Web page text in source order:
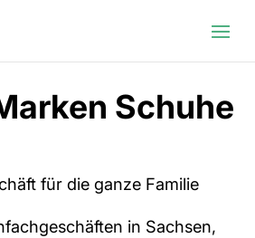
Schuhe
für die ganze Familie
in Sachsen,